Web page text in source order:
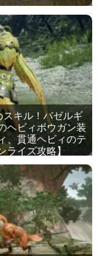
キル！バゼルギ
ヘビィボウガン装
、貫通ヘビィのテ
ライズ攻略】